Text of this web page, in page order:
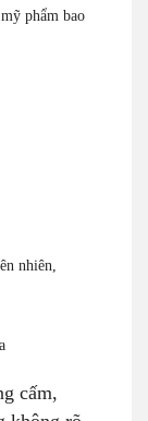
phẩm bao
nhiên,
cấm,